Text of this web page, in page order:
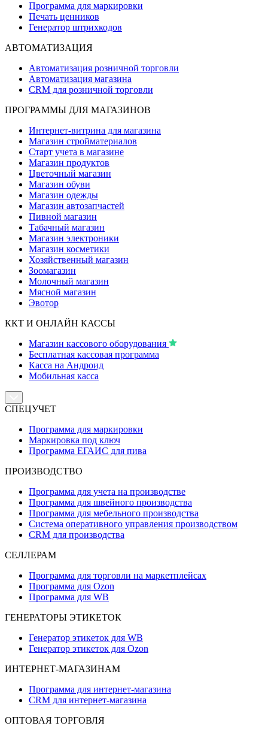
Программа для маркировки
Печать ценников
Генератор штрихкодов
АВТОМАТИЗАЦИЯ
Автоматизация розничной торговли
Автоматизация магазина
CRM для розничной торговли
ПРОГРАММЫ ДЛЯ МАГАЗИНОВ
Интернет-витрина для магазина
Магазин стройматериалов
Старт учета в магазине
Магазин продуктов
Цветочный магазин
Магазин обуви
Магазин одежды
Магазин автозапчастей
Пивной магазин
Табачный магазин
Магазин электроники
Магазин косметики
Хозяйственный магазин
Зоомагазин
Молочный магазин
Мясной магазин
Эвотор
ККТ И ОНЛАЙН КАССЫ
Магазин кассового оборудования
Бесплатная кассовая программа
Касса на Андроид
Мобильная касса
СПЕЦУЧЕТ
Программа для маркировки
Маркировка под ключ
Программа ЕГАИС для пива
ПРОИЗВОДСТВО
Программа для учета на производстве
Программа для швейного производства
Программа для мебельного производства
Система оперативного управления производством
CRM для производства
СЕЛЛЕРАМ
Программа для торговли на маркетплейсах
Программа для Ozon
Программа для WB
ГЕНЕРАТОРЫ ЭТИКЕТОК
Генератор этикеток для WB
Генератор этикеток для Ozon
ИНТЕРНЕТ-МАГАЗИНАМ
Программа для интернет-магазина
CRM для интернет-магазина
ОПТОВАЯ ТОРГОВЛЯ